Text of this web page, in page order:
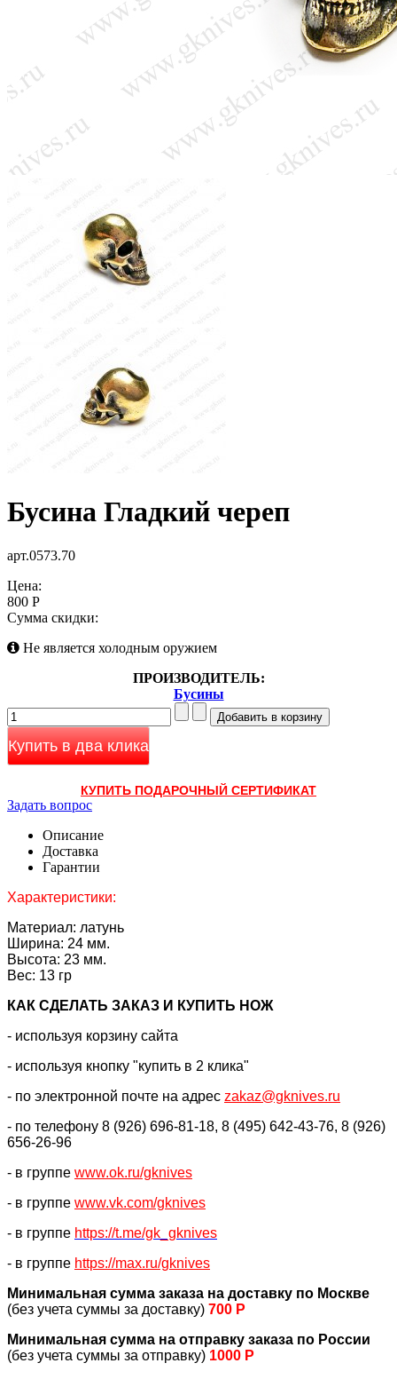
Бусина Гладкий череп
арт.0573.70
Цена:
800 Р
Сумма скидки:
Не является холодным оружием
ПРОИЗВОДИТЕЛЬ:
Бусины
Купить в два клика
КУПИТЬ ПОДАРОЧНЫЙ СЕРТИФИКАТ
Задать вопрос
Описание
Доставка
Гарантии
Характеристики:
Материал: латунь
Ширина: 24 мм.
Высота: 23 мм.
Вес: 13 гр
КАК CДЕЛАТЬ ЗАКАЗ И КУПИТЬ НОЖ
- используя корзину сайта
- используя кнопку "купить в 2 клика"
- по электронной почте на адрес zakaz@gknives.ru
- по телефону 8 (926) 696-81-18, 8 (495) 642-43-76, 8 (926)
656-26-96
- в группе www.ok.ru/gknives
- в группе www.vk.com/gknives
- в группе https://t.me/gk_gknives
- в группе https://max.ru/gknives
Минимальная сумма заказа на доставку по Москве
(без учета суммы за доставку) 700 Р
Минимальная сумма на отправку заказа по России
(без учета суммы за отправку) 1000 Р